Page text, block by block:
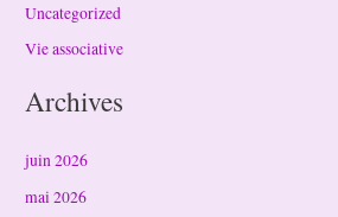
Uncategorized
Vie associative
Archives
juin 2026
mai 2026